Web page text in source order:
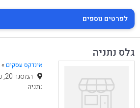
לפרטים נוספים
גלס נתניה
אינדקס עסקים »
נתניה